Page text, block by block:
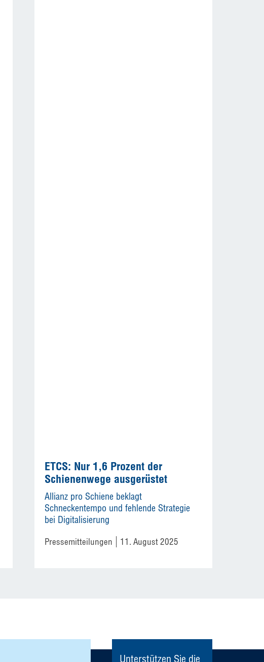
ETCS: Nur 1,6 Prozent der
Schienenwege ausgerüstet
Allianz pro Schiene beklagt
Schneckentempo und fehlende Strategie
bei Digitalisierung
Pressemitteilungen 11. August 2025
Unterstützen Sie die